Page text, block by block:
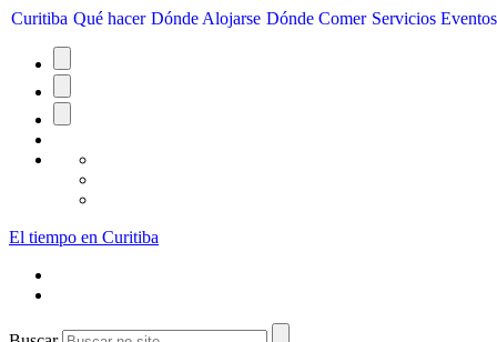
Curitiba Qué hacer Dónde Alojarse Dónde Comer Servicios Eventos
El tiempo en Curitiba